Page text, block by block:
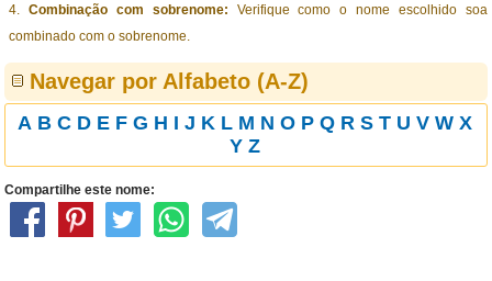
Combinação com sobrenome: Verifique como o nome escolhido soa
combinado com o sobrenome.
Navegar por Alfabeto (A-Z)
A B C D E F G H I J K L M N O P Q R S T U V W X
Y Z
Compartilhe este nome: